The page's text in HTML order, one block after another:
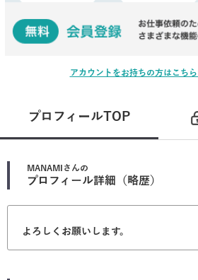
アカウントをお持ちの方はこち
プロフィールTOP
MANAMI さんの
プロフィール詳細（略歴）
よろしくお願いします。